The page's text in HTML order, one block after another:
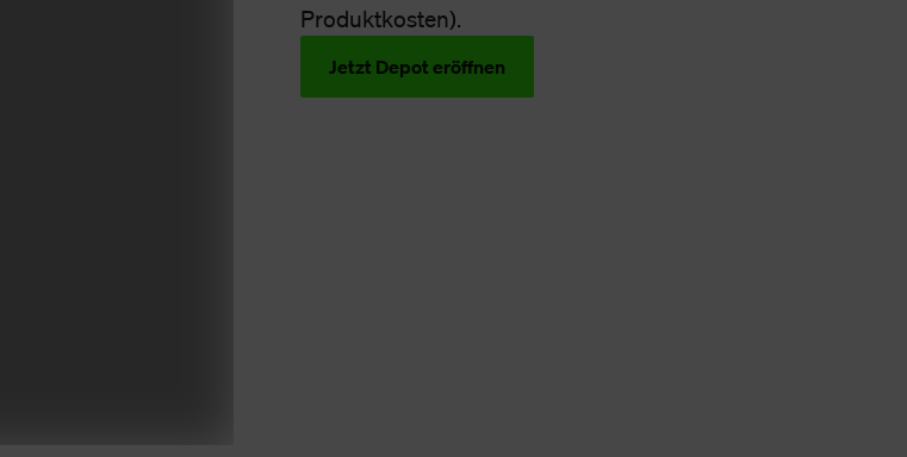
Produktkosten).
Jetzt Depot eröffnen